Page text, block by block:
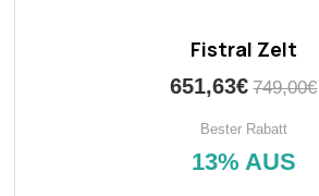
Fistral Zelt
651,63€ 749,00€
Bester Rabatt
13% AUS